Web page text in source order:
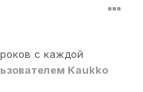
с каждой
Kaukko